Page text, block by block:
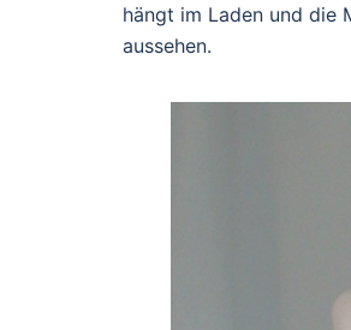
hängt im Laden und die
aussehen.